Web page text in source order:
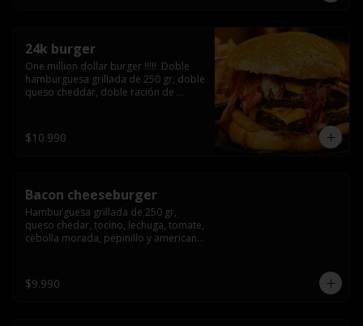
24k burger
One million dollar burger !!!!!  Doble
hamburguesa grillada de 250 gr, doble
queso cheddar, doble ración de
gold glitter
$10.990
Bacon cheeseburger
Hamburguesa grillada de 250 gr,
queso chedar, tocino, lechuga, tomate,
cebolla morada, pepinillo y american
$9.990